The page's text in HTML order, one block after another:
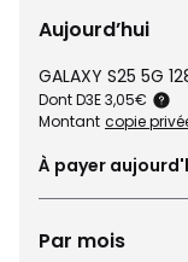
Aujourd’hui
GALAXY S25 5G
Dont D3E 3,05€
Montant copie
À payer
Par mois